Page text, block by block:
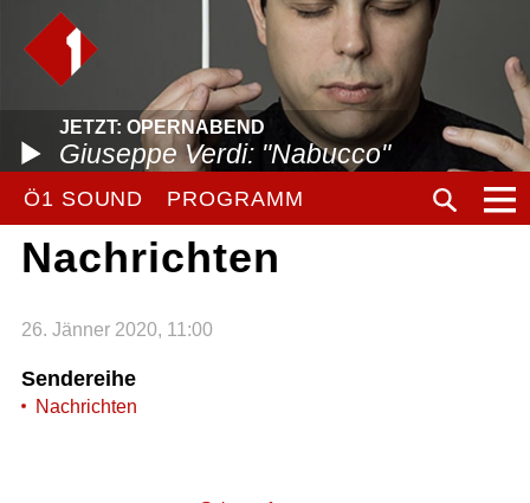
JETZT: OPERNABEND
Giuseppe Verdi: "Nabucco"
Ö1 SOUND PROGRAMM
Nachrichten
26. Jänner 2020, 11:00
Sendereihe
Nachrichten